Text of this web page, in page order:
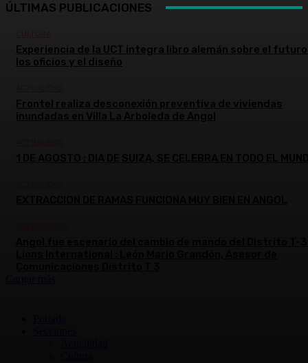
ÚLTIMAS PUBLICACIONES
Experiencia de la UCT integra libro alemán sobre el
los oficios y el diseño
Frontel realiza desconexión preventiva de viviendas